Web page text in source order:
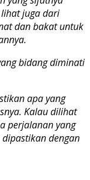
juga dari
dan bakat untuk
bidang diminati
apa yang
Kalau dilihat
perjalanan yang
dengan